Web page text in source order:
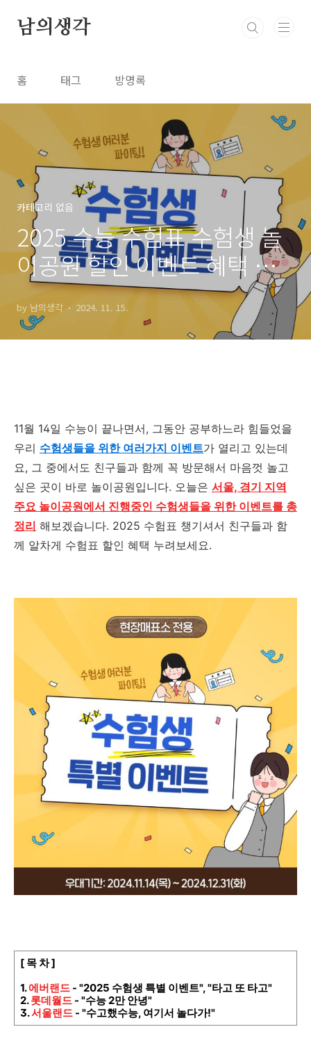
남의생각
홈 태그 방명록
카테고리 없음
2025 수능 수험표 수험생 놀
이공원 할인 이벤트 혜택 총
정리, 수능끝
by 남의생각 2024. 11. 15.
11월 14일 수능이 끝나면서, 그동안 공부하느라 힘들었을
우리 수험생들을 위한 여러가지 이벤트가 열리고 있는데
요, 그 중에서도 친구들과 함께 꼭 방문해서 마음껏 놀고
싶은 곳이 바로 놀이공원입니다. 오늘은 서울, 경기 지역
주요 놀이공원에서 진행중인 수험생들을 위한 이벤트를 총
정리 해보겠습니다. 2025 수험표 챙기셔서 친구들과 함
께 알차게 수험표 할인 혜택 누려보세요.
[ 목 차 ]
1.에버랜드 - "2025 수험생 특별 이벤트", "타고 또 타고"
2.롯데월드 - "수능 2만 안녕"
3.서울랜드 - "수고했수능, 여기서 놀다가!"